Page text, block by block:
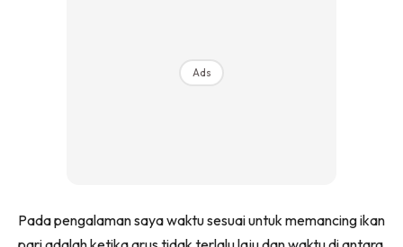
Ads
Pada pengalaman saya waktu sesuai untuk memancing ikan